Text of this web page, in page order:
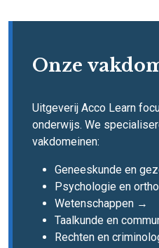
Onze
Uitgeverij Acco Learn
onderwijs. We
vakdomeinen:
Geneeskunde en
Psychologie en
Wetenschappen →
Taalkunde en
Rechten en